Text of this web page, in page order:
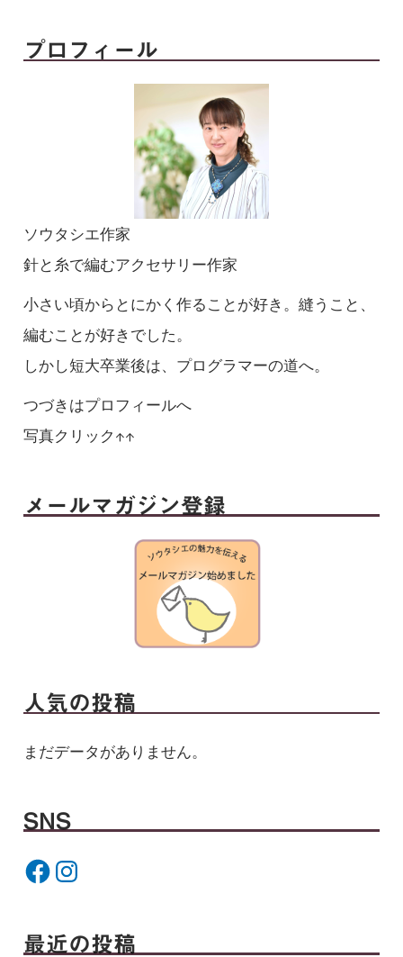
プロフィール
ソウタシエ作家
針と糸で編むアクセサリー作家
小さい頃からとにかく作ることが好き。縫うこと、
編むことが好きでした。
しかし短大卒業後は、プログラマーの道へ。
つづきはプロフィールへ
写真クリック↑↑
メールマガジン登録
人気の投稿
まだデータがありません。
SNS
最近の投稿